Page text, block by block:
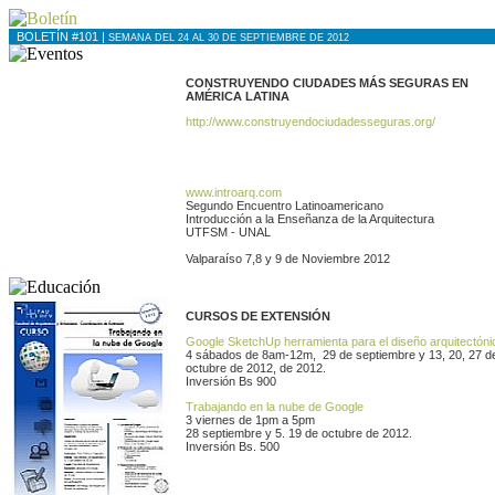
BOLETÍN #101 | SEMANA DEL 24 AL 30 DE SEPTIEMBRE DE 2012
CONSTRUYENDO CIUDADES MÁS SEGURAS EN
AMÉRICA LATINA
http://www.construyendociudadesseguras.org/
www.introarq.com
Segundo Encuentro Latinoamericano
Introducción a la Enseñanza de la Arquitectura
UTFSM - UNAL
Valparaíso 7,8 y 9 de Noviembre 2012
CURSOS DE EXTENSIÓN
Google SketchUp herramienta para el diseño
4 sábados de 8am-12m, 29 de septiembre y 13, 20, 27
octubre de 2012, de 2012.
Inversión Bs 900
Trabajando en la nube de Google
3 viernes de 1pm a 5pm
28 septiembre y 5. 19 de octubre de 2012.
Inversión Bs. 500